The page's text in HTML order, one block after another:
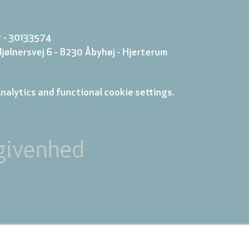
30133574
6 - 8230 Åbyhøj - Hjerterum
and functional cookie settings.